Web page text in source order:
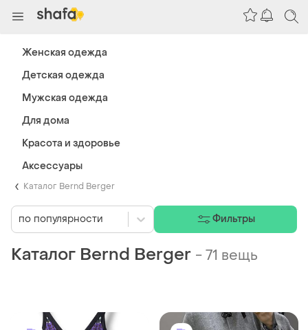
Каталог Bernd Berger
Каталог Bernd Berger -71 вещь
по популярности Фильтры
Женская одежда
Детская одежда
Мужская одежда
Для дома
Красота и здоровье
Аксессуары